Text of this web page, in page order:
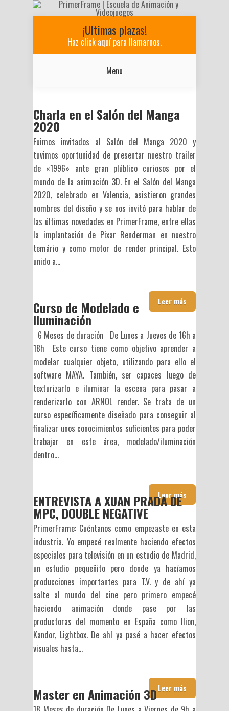
¡Ultimas plazas!
Haz click aquí para llamarnos.
Menu
Charla en el Salón del Manga
2020
Fuimos invitados al Salón del Manga 2020 y
tuvimos oportunidad de presentar nuestro trailer
de «1996» ante gran plúblico curiosos por el
mundo de la animación 3D. En el Salón del Manga
2020, celebrado en Valencia, asistieron grandes
nombres del diseño y se nos invitó para hablar de
las últimas novedades en PrimerFrame, entre ellas
la implantación de Pixar Renderman en nuestro
temário y como motor de render principal. Esto
unido a...
Leer más
Curso de Modelado e
Iluminación
6 Meses de duración De Lunes a Jueves de 16h a
18h Este curso tiene como objetivo aprender a
modelar cualquier objeto, utilizando para ello el
software MAYA. También, ser capaces luego de
texturizarlo e iluminar la escena para pasar a
renderizarlo con ARNOL render. Se trata de un
curso específicamente diseñado para conseguir al
finalizar unos conocimientos suficientes para poder
trabajar en este área, modelado/iluminación
dentro...
Leer más
ENTREVISTA A XUAN PRADA DE
MPC, DOUBLE NEGATIVE
PrimerFrame: Cuéntanos como empezaste en esta
industria. Yo empecé realmente haciendo efectos
especiales para televisión en un estudio de Madrid,
un estudio pequeñito pero donde ya hacíamos
producciones importantes para T.V. y de ahí ya
salte al mundo del cine pero primero empecé
haciendo animación donde pase por las
productoras del momento en España como Ilion,
Kandor, Lightbox. De ahí ya pasé a hacer efectos
visuales hasta...
Leer más
Master en Animación 3D